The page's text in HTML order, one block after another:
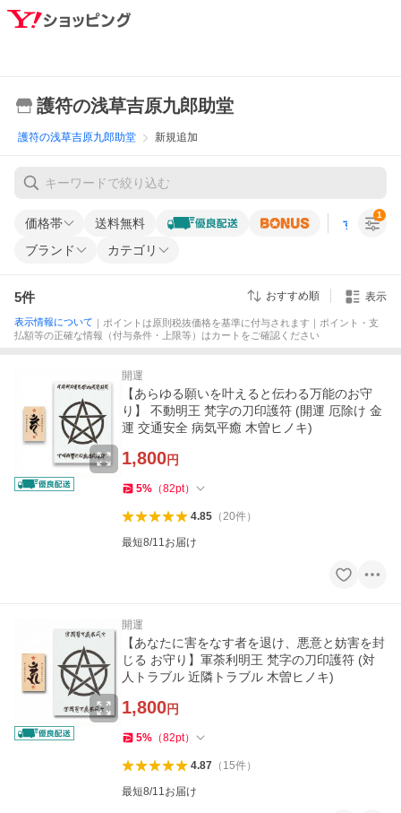
護符の浅草吉原九郎助堂
護符の浅草吉原九郎助堂 新規追加
価格帯 送料無料 すべての条
ブランド カテゴリ
1
5件 おすすめ順 表示
表示情報について ｜ポイントは原則税抜価格を基準に付与されます｜ポイント・支
払額等の正確な情報（付与条件・上限等）はカートをご確認ください
開運
【あらゆる願いを叶えると伝わる万能のお守
り】 不動明王 梵字の刀印護符 (開運 厄除け 金
運 交通安全 病気平癒 木曽ヒノキ)
1,800円
5% （82pt）
4.85（20件）
最短8/11お届け
開運
【あなたに害をなす者を退け、悪意と妨害を封
じる お守り】軍荼利明王 梵字の刀印護符 (対
人トラブル 近隣トラブル 木曽ヒノキ)
1,800円
5% （82pt）
4.87（ 15件）
最短8/11お届け